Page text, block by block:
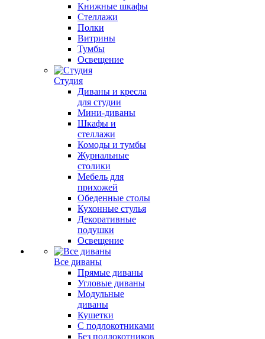
Книжные шкафы
Стеллажи
Полки
Витрины
Тумбы
Освещение
Студия
Диваны и кресла
для студии
Мини-диваны
Шкафы и
стеллажи
Комоды и тумбы
Журнальные
столики
Мебель для
прихожей
Обеденные столы
Кухонные стулья
Декоративные
подушки
Освещение
Все диваны
Прямые диваны
Угловые диваны
Модульные
диваны
Кушетки
С подлокотниками
Без подлокотников